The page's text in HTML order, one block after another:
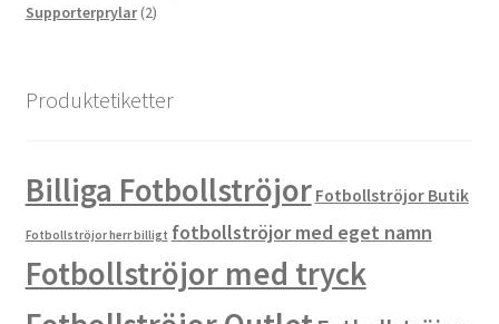
Supporterprylar 22
Produktetiketter
Billiga Fotbollströjor Fotbollströjor Butik
Fotbollströjor herr billigt fotbollströjor med eget namn
Fotbollströjor med tryck